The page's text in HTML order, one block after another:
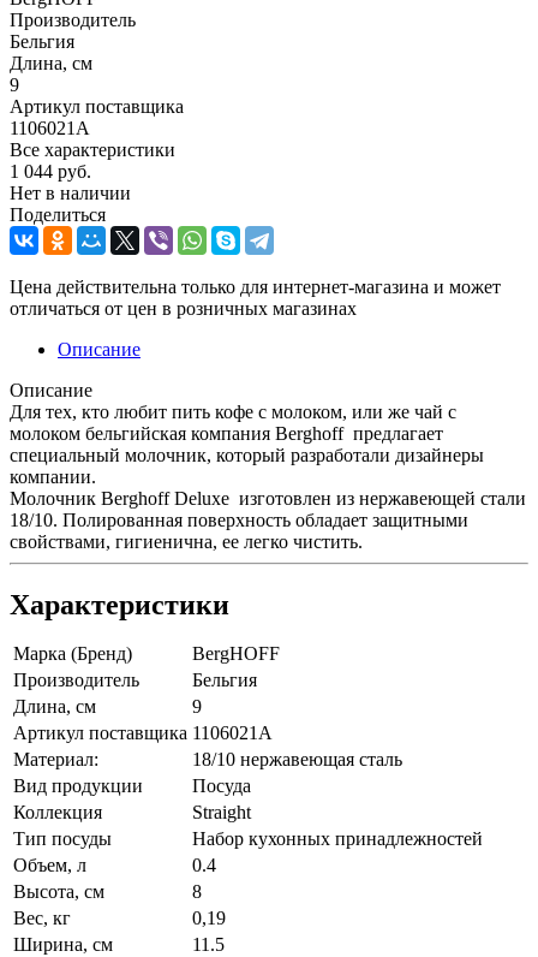
Производитель
Бельгия
Длина, см
9
Артикул поставщика
1106021A
Все характеристики
1 044 руб.
Нет в наличии
Поделиться
Цена действительна только для интернет-магазина и может
отличаться от цен в розничных магазинах
Описание
Описание
Для тех, кто любит пить кофе с молоком, или же чай с
молоком бельгийская компания Berghoff предлагает
специальный молочник, который разработали дизайнеры
компании.
Молочник Berghoff Deluxe изготовлен из нержавеющей стали
18/10. Полированная поверхность обладает защитными
свойствами, гигиенична, ее легко чистить.
Характеристики
Марка (Бренд)
BergHOFF
Производитель
Бельгия
Длина, см
9
Артикул поставщика 1106021A
Материал:
18/10 нержавеющая сталь
Вид продукции
Посуда
Коллекция
Straight
Тип посуды
Набор кухонных принадлежностей
Объем, л
0.4
Высота, см
8
Вес, кг
0,19
Ширина, см
11.5